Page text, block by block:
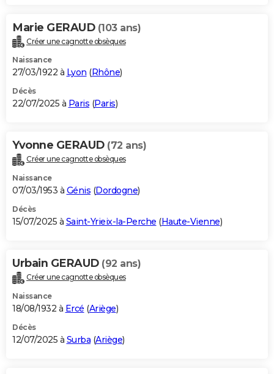
Marie GERAUD (103 ans)
Créer une cagnotte obsèques
Naissance
27/03/1922 à Lyon (Rhône)
Décès
22/07/2025 à Paris (Paris)
Yvonne GERAUD (72 ans)
Créer une cagnotte obsèques
Naissance
07/03/1953 à Génis (Dordogne)
Décès
15/07/2025 à Saint-Yrieix-la-Perche (Haute-Vienne)
Urbain GERAUD (92 ans)
Créer une cagnotte obsèques
Naissance
18/08/1932 à Ercé (Ariège)
Décès
12/07/2025 à Surba (Ariège)